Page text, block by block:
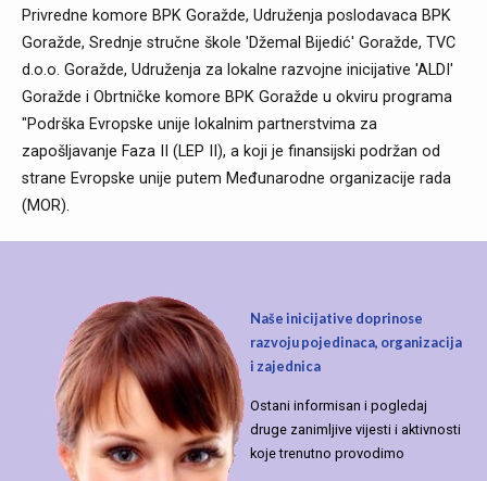
Privredne komore BPK Goražde, Udruženja poslodavaca BPK
Goražde, Srednje stručne škole 'Džemal Bijedić' Goražde, TVC
d.o.o. Goražde, Udruženja za lokalne razvojne inicijative 'ALDI'
Goražde i Obrtničke komore BPK Goražde u okviru programa
"Podrška Evropske unije lokalnim partnerstvima za
zapošljavanje Faza II (LEP II), a koji je finansijski podržan od
strane Evropske unije putem Međunarodne organizacije rada
(MOR).
Naše inicijative doprinose
razvoju pojedinaca, organizacija
i zajednica
Ostani informisan i pogledaj
druge zanimljive vijesti i aktivnosti
koje trenutno provodimo